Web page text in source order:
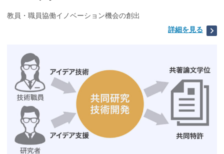
教員・職員協働イノベーション機会の創出
詳細を見る